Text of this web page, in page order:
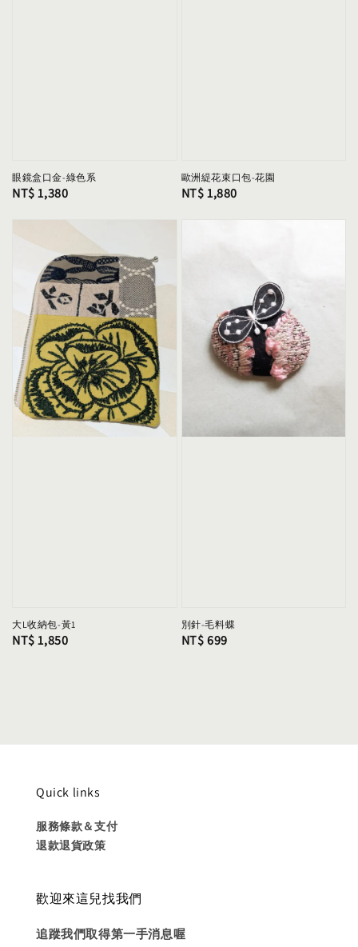
眼鏡盒口金-綠色系
Regular
NT$ 1,380
歐洲緹花束口包-花園
Regular
NT$ 1,880
大L收納包-黃1
Regular
NT$ 1,850
別針-毛料蝶
Regular
NT$ 699
Quick links
服務條款＆支付
退款退貨政策
歡迎來這兒找我們
追蹤我們取得第一手消息喔